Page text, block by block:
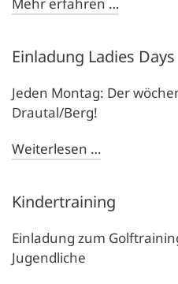
Mehr erfahren …
Einladung Ladies Days
Jeden Montag: Der
Drautal/Berg!
Weiterlesen …
Kindertraining
Einladung zum
Jugendliche